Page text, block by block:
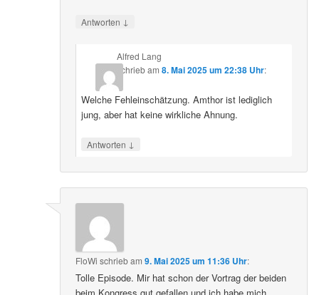
Antworten ↓
Alfred Lang
schriebam 8. Mai 2025 um 22:38 Uhr:
Welche Fehleinschätzung. Amthor ist lediglich
jung, aber hat keine wirkliche Ahnung.
Antworten ↓
FloWi schriebam9. Mai 2025 um 11:36 Uhr:
Tolle Episode. Mir hat schon der Vortrag der beiden